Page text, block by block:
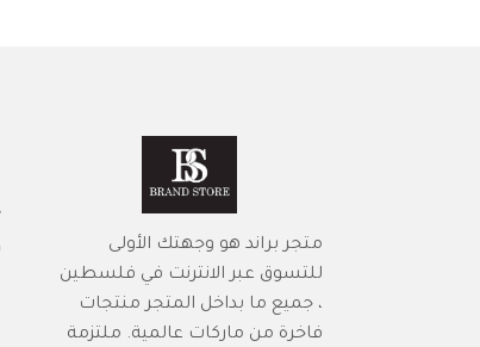
متجر براند هو وجهتك الأولى
للتسوق عبر الانترنت في فلسطين
، جميع ما بداخل المتجر منتجات
فاخرة من ماركات عالمية. ملتزمة